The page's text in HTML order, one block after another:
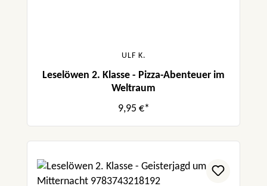
ULF K.
Leselöwen 2. Klasse - Pizza-Abenteuer im
Weltraum
9,95 €*